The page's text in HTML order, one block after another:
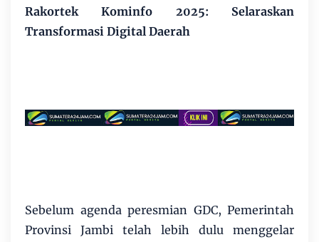
Rakortek Kominfo 2025: Selaraskan
Transformasi Digital Daerah
Sebelum agenda peresmian GDC, Pemerintah
Provinsi Jambi telah lebih dulu menggelar